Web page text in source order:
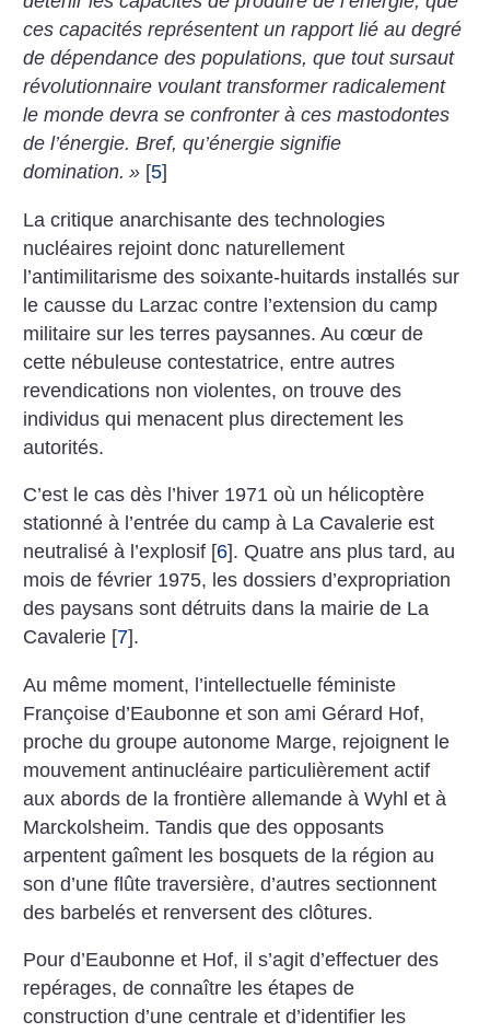
ces capacités représentent un rapport lié au degré
de dépendance des populations, que tout sursaut
révolutionnaire voulant transformer radicalement
le monde devra se confronter à ces mastodontes
de l’énergie. Bref, qu’énergie signifie
domination. » [5]
La critique anarchisante des technologies
nucléaires rejoint donc naturellement
l’antimilitarisme des soixante-huitards installés sur
le causse du Larzac contre l’extension du camp
militaire sur les terres paysannes. Au cœur de
cette nébuleuse contestatrice, entre autres
revendications non violentes, on trouve des
individus qui menacent plus directement les
autorités.
C’est le cas dès l’hiver 1971 où un hélicoptère
stationné à l’entrée du camp à La Cavalerie est
neutralisé à l’explosif [6]. Quatre ans plus tard, au
mois de février 1975, les dossiers d’expropriation
des paysans sont détruits dans la mairie de La
Cavalerie [7].
Au même moment, l’intellectuelle féministe
Françoise d’Eaubonne et son ami Gérard Hof,
proche du groupe autonome Marge, rejoignent le
mouvement antinucléaire particulièrement actif
aux abords de la frontière allemande à Wyhl et à
Marckolsheim. Tandis que des opposants
arpentent gaîment les bosquets de la région au
son d’une flûte traversière, d’autres sectionnent
des barbelés et renversent des clôtures.
Pour d’Eaubonne et Hof, il s’agit d’effectuer des
repérages, de connaître les étapes de
construction d’une centrale et d’identifier les